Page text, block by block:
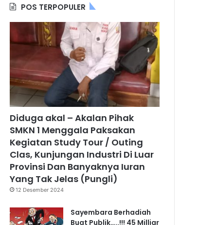
POS TERPOPULER
Diduga akal – Akalan Pihak
SMKN 1 Menggala Paksakan
Kegiatan Study Tour / Outing
Clas, Kunjungan Industri Di Luar
Provinsi Dan Banyaknya Iuran
Yang Tak Jelas (Pungli)
12 Desember 2024
Sayembara Berhadiah
Buat Publik…..!!! 45 Milliar